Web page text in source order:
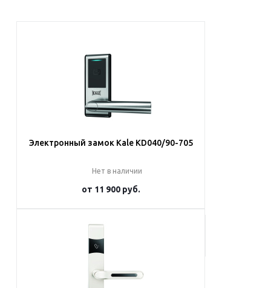
Электронный замок Kale KD040/90-705
Нет в наличии
от 11 900 руб.